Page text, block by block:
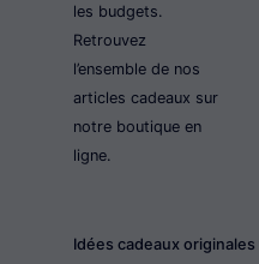
les budgets.
Retrouvez
l’ensemble de nos
articles cadeaux sur
notre boutique en
ligne.
Idées cadeaux